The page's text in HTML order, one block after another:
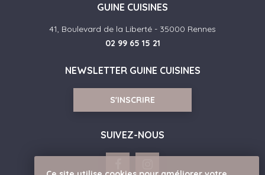
GUINE CUISINES
41, Boulevard de la Liberté - 35000 Rennes
02 99 65 15 21
NEWSLETTER GUINE CUISINES
S'INSCRIRE
SUIVEZ-NOUS